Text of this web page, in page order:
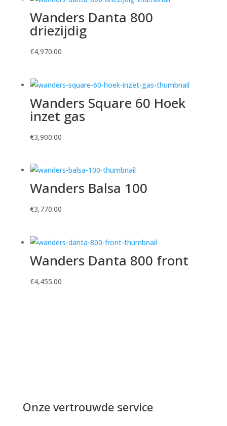
Wanders Danta 800
driezijdig
€4,970.00
Wanders Square 60 Hoek
inzet gas
€3,900.00
Wanders Balsa 100
€3,770.00
Wanders Danta 800 front
€4,455.00
Onze vertrouwde service